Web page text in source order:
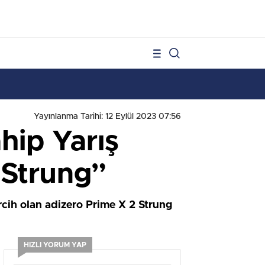
Yayınlanma Tarihi: 12 Eylül 2023 07:56
Yarış
olan adizero Prime X 2 Strung
HIZLI YORUM YAP